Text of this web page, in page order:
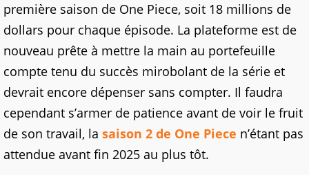
première saison de One Piece, soit 18 millions de
dollars pour chaque épisode. La plateforme est de
nouveau prête à mettre la main au portefeuille
compte tenu du succès mirobolant de la série et
devrait encore dépenser sans compter. Il faudra
cependant s’armer de patience avant de voir le fruit
de son travail, la saison 2 de One Piece n’étant pas
attendue avant fin 2025 au plus tôt.